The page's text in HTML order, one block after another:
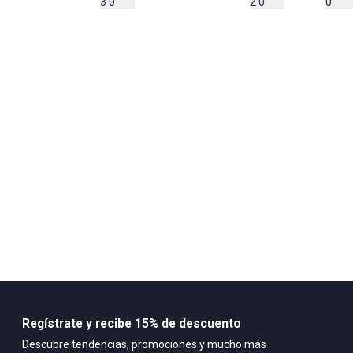
Regístrate y recibe 15% de descuento
Descubre tendencias, promociones y mucho más